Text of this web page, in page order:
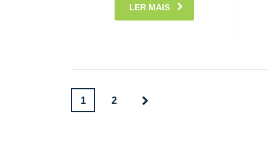
LER MAIS
1 2